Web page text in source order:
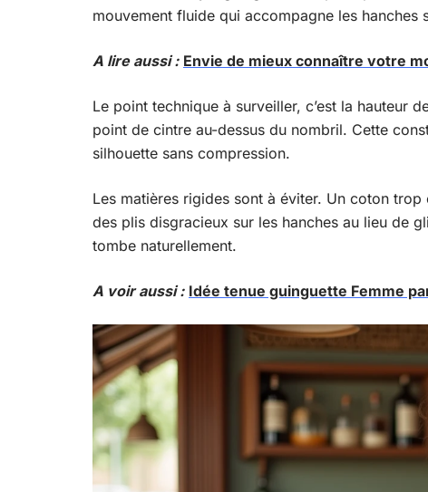
mouvement fluide qui accompagne les hanches
A lire aussi : Envie de mieux connaître votre
Le point technique à surveiller, c’est la hauteur
point de cintre au-dessus du nombril. Cette
silhouette sans compression.
Les matières rigides sont à éviter. Un coton
des plis disgracieux sur les hanches au lieu de
tombe naturellement.
A voir aussi : Idée tenue guinguette Femme